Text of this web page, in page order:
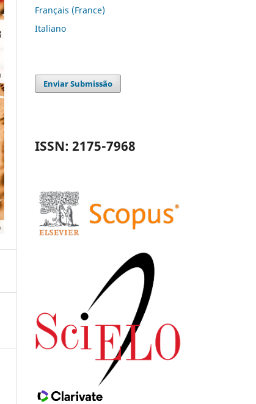
Français (France)
Italiano
Enviar Submissão
ISSN: 2175-7968